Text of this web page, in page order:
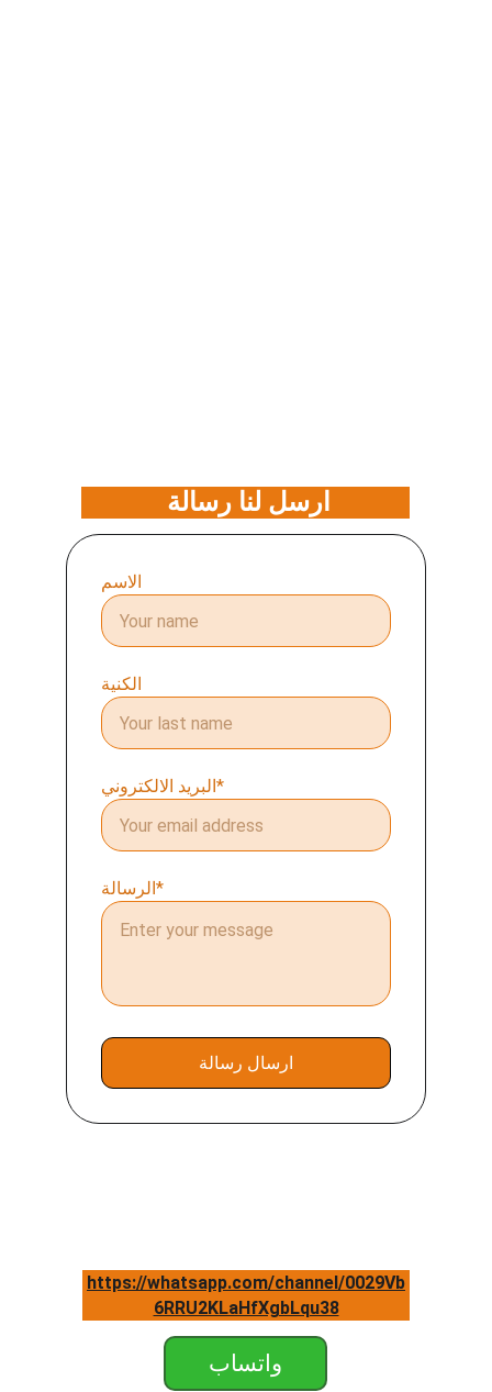
الاسم
الكنية
البريد الالكتروني*
الرسالة*
ارسال رسالة
ارسل لنا رسالة
واتساب
https://whatsapp.com/channel/0029Vb
6RRU2KLaHfXgbLqu38